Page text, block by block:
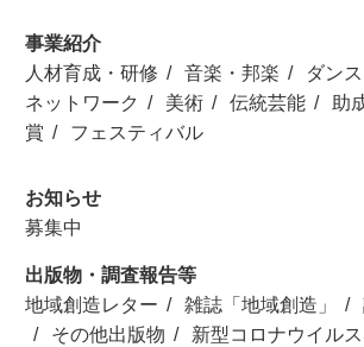
事業紹介
人材育成・研修
音楽・邦楽 ダンス
ネットワーク
美術 伝統芸能 助
賞
フェスティバル
お知らせ
募集中
出版物・調査報告等
地域創造レター
雑誌「地域創造」
その他出版物
新型コロナウイル